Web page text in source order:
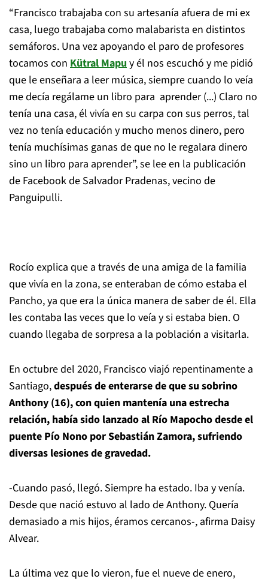
“Francisco trabajaba con su artesanía afuera de mi ex
casa, luego trabajaba como malabarista en distintos
semáforos. Una vez apoyando el paro de profesores
tocamos con Kütral Mapuy él nos escuchó y me pidió
que le enseñara a leer música, siempre cuando lo veía
me decía regálame un libro para aprender (...) Claro no
tenía una casa, él vivía en su carpa con sus perros, tal
vez no tenía educación y mucho menos dinero, pero
tenía muchísimas ganas de que no le regalara dinero
sino un libro para aprender”, se lee en la publicación
de Facebook de Salvador Pradenas, vecino de
Panguipulli.
Rocío explica que a través de una amiga de la familia
que vivía en la zona, se enteraban de cómo estaba el
Pancho, ya que era la única manera de saber de él. Ella
les contaba las veces que lo veía y si estaba bien. O
cuando llegaba de sorpresa a la población a visitarla.
En octubre del 2020, Francisco viajó repentinamente a
Santiago,después de enterarse de que su sobrino
Anthony (16), con quien mantenía una estrecha
relación, había sido lanzado al Río Mapocho desde el
puente Pío Nono por Sebastián Zamora, sufriendo
diversas lesiones de gravedad.
-Cuando pasó, llegó. Siempre ha estado. Iba y venía.
Desde que nació estuvo al lado de Anthony. Quería
demasiado a mis hijos, éramos cercanos-, afirma Daisy
Alvear.
La última vez que lo vieron, fue el nueve de enero,